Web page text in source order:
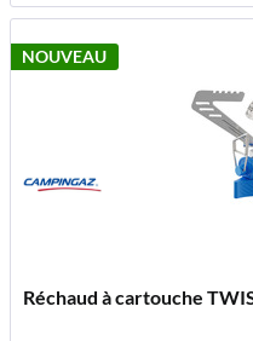
NOUVEAU
Réchaud à cartouche